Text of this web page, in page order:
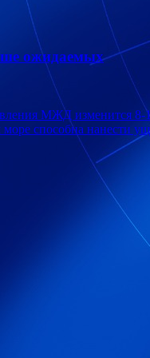
ожидаемых
МЖД изменится 8-
способна нанести